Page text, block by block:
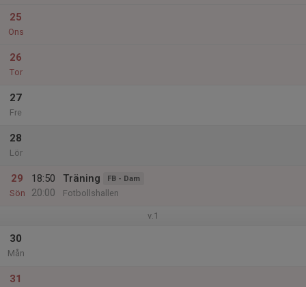
25
Ons
26
Tor
27
Fre
28
Lör
29
Sön
18:50
20:00
Träning FB - Dam
Fotbollshallen
v.1
30
Mån
31